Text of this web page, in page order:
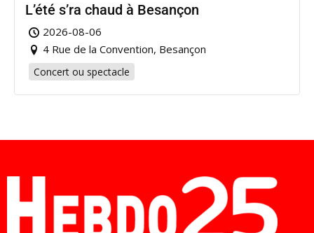
L’été s’ra chaud à Besançon
2026-08-06
4 Rue de la Convention, Besançon
Concert ou spectacle